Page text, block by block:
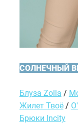
СОЛНЕЧНЫЙ
Блуза Zolla /
Жилет Твоё/
Брюки Incity